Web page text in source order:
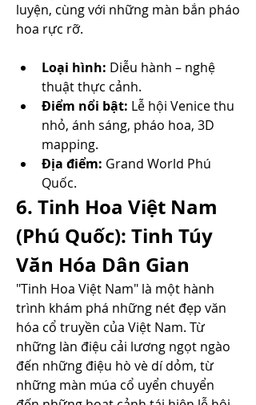
luyện, cùng với những màn bắn pháo
hoa rực rỡ.
Loại hình: Diễu hành – nghệ
thuật thực cảnh.
Điểm nổi bật: Lễ hội Venice thu
nhỏ, ánh sáng, pháo hoa, 3D
mapping.
Địa điểm: Grand World Phú
Quốc.
6. Tinh Hoa Việt Nam
(Phú Quốc): Tinh Túy
Văn Hóa Dân Gian
"Tinh Hoa Việt Nam" là một hành
trình khám phá những nét đẹp văn
hóa cổ truyền của Việt Nam. Từ
những làn điệu cải lương ngọt ngào
đến những điệu hò vè dí dỏm, từ
những màn múa cổ uyển chuyển